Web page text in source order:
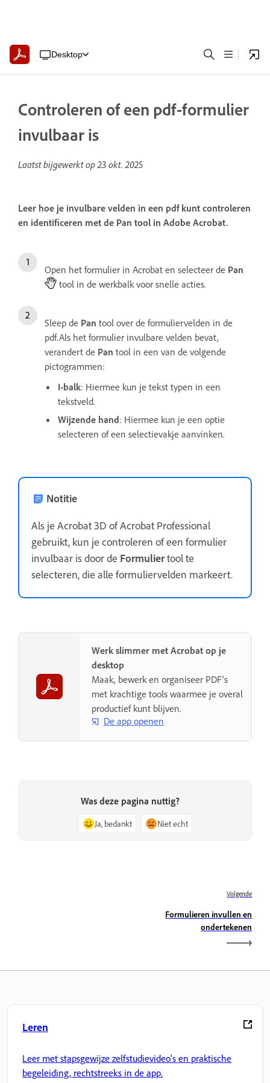
Desktop
Controleren of een pdf-formulier
invulbaar is
Laatst bijgewerkt op23 okt. 2025
Leer hoe je invulbare velden in een pdf kunt controleren
en identificeren met de Pan tool in Adobe Acrobat.
Open het formulier in Acrobat en selecteer de Pan
tool in de werkbalk voor snelle acties.
Sleep de Pan tool over de formuliervelden in de
pdf.Als het formulier invulbare velden bevat,
verandert de Pan tool in een van de volgende
pictogrammen:
I-balk: Hiermee kun je tekst typen in een
tekstveld.
Wijzende hand: Hiermee kun je een optie
selecteren of een selectievakje aanvinken.
Notitie
Als je Acrobat 3D of Acrobat Professional
gebruikt, kun je controleren of een formulier
invulbaar is door de Formuliertool te
selecteren, die alle formuliervelden markeert.
Werk slimmer met Acrobat op je
desktop
Maak, bewerk en organiseer PDF's
met krachtige tools waarmee je overal
productief kunt blijven.
De app openen
Was deze pagina nuttig?
Ja, bedankt Niet echt
Volgende
Formulieren invullen en
ondertekenen
Leren
Leer met stapsgewijze zelfstudievideo's en praktische
begeleiding, rechtstreeks in de app.